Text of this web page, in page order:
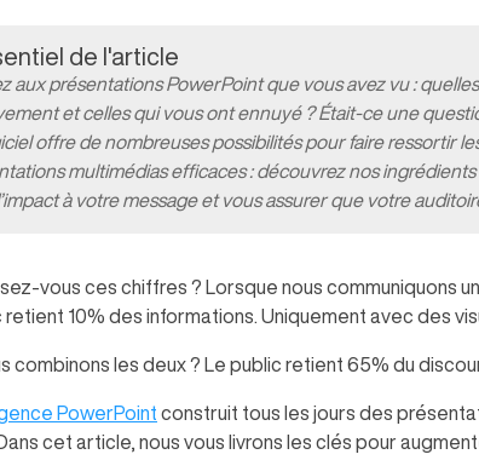
de l'article
aux présentations PowerPoint que vous avez vu :
et celles qui vous ont ennuyé ? Était-ce une
offre de nombreuses possibilités pour faire ressortir
multimédias efficaces : découvrez nos
à votre message et vous assurer que votre
vous ces chiffres ? Lorsque nous communiquons
retient 10% des informations. Uniquement avec des
combinons les deux ? Le public retient 65% du
PowerPoint construit tous les jours des
cet article, nous vous livrons les clés pour